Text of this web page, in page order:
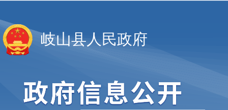
岐山县人民政府